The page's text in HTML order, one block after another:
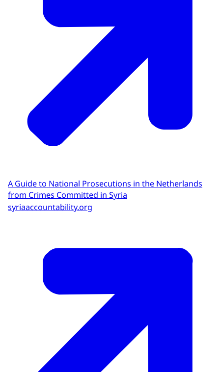
A Guide to National Prosecutions in the Netherlands
from Crimes Committed in Syria
syriaaccountability.org